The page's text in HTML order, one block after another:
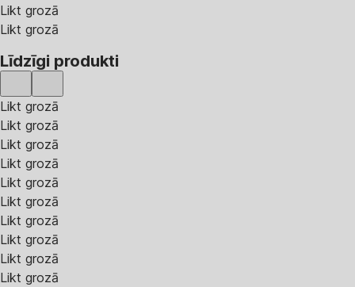
Likt grozā
Likt grozā
Līdzīgi produkti
Likt grozā
Likt grozā
Likt grozā
Likt grozā
Likt grozā
Likt grozā
Likt grozā
Likt grozā
Likt grozā
Likt grozā